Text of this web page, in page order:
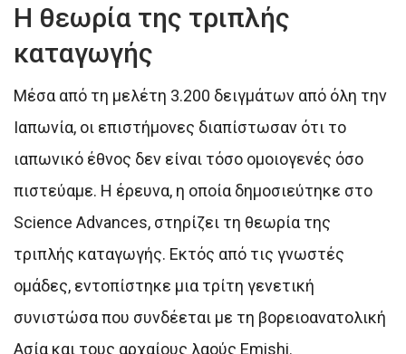
Η θεωρία της τριπλής
καταγωγής
Μέσα από τη μελέτη 3.200 δειγμάτων από όλη την
Ιαπωνία, οι επιστήμονες διαπίστωσαν ότι το
ιαπωνικό έθνος δεν είναι τόσο ομοιογενές όσο
πιστεύαμε. Η έρευνα, η οποία δημοσιεύτηκε στο
Science Advances, στηρίζει τη θεωρία της
τριπλής καταγωγής. Εκτός από τις γνωστές
ομάδες, εντοπίστηκε μια τρίτη γενετική
συνιστώσα που συνδέεται με τη βορειοανατολική
Ασία και τους αρχαίους λαούς Emishi.